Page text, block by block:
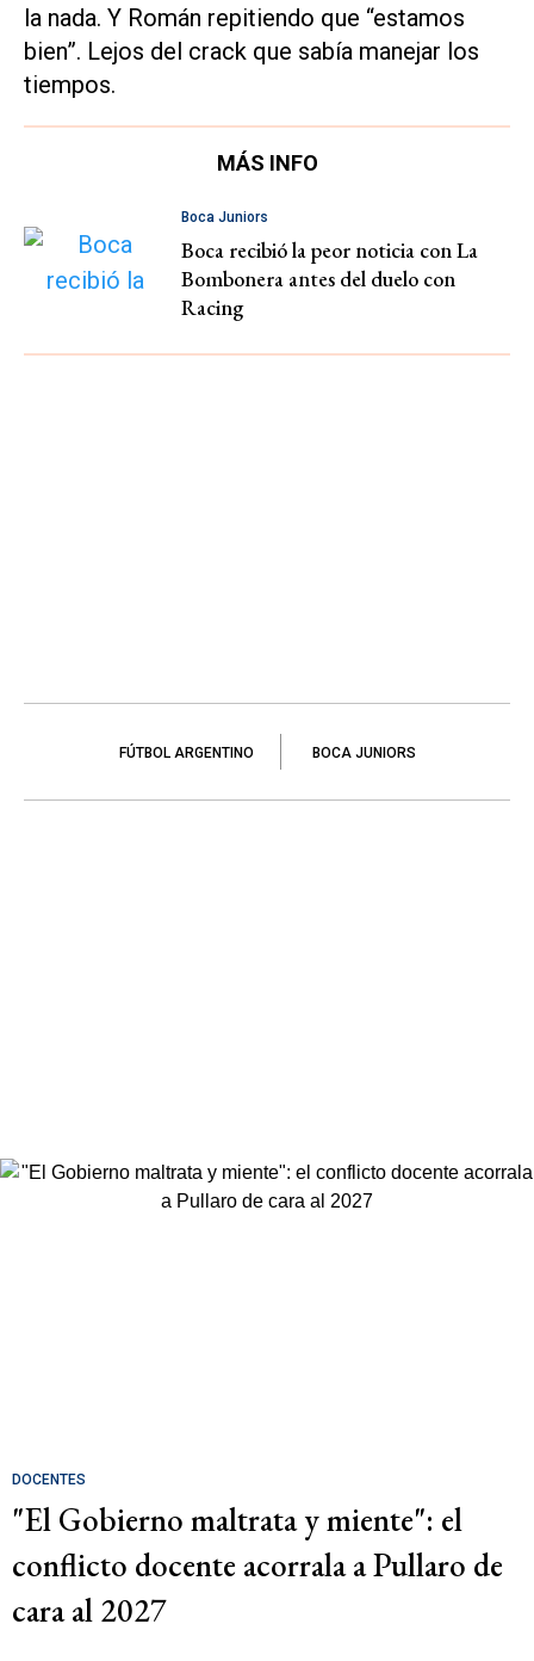
la nada. Y Román repitiendo que “estamos
bien”. Lejos del crack que sabía manejar los
tiempos.
MÁS INFO
Boca Juniors
Boca recibió la peor noticia con La
Bombonera antes del duelo con
Racing
FÚTBOL ARGENTINO BOCA JUNIORS
DOCENTES
"El Gobierno maltrata y miente": el
conflicto docente acorrala a Pullaro de
cara al 2027